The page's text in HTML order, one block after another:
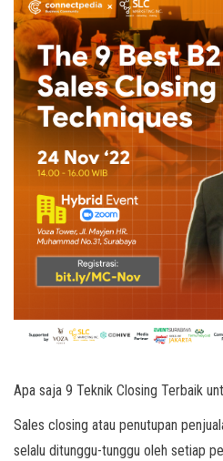
Apa saja 9 Teknik Closing Terbaik
Sales closing atau penutupan
selalu ditunggu-tunggu oleh setiap